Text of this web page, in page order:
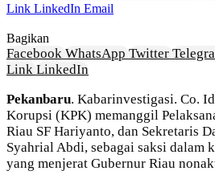
Link LinkedIn Email
Bagikan
Facebook WhatsApp Twitter
Link LinkedIn
Pekanbaru. Kabarinvestigasi. Co.
Korupsi (KPK) memanggil
Riau SF Hariyanto, dan Sekretaris
Syahrial Abdi, sebagai saksi dalam
yang menjerat Gubernur Riau